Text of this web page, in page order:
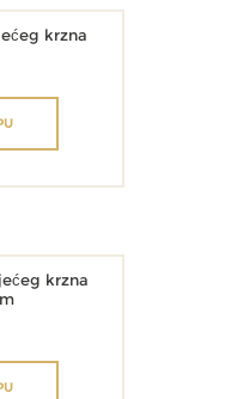
krzna
krzna